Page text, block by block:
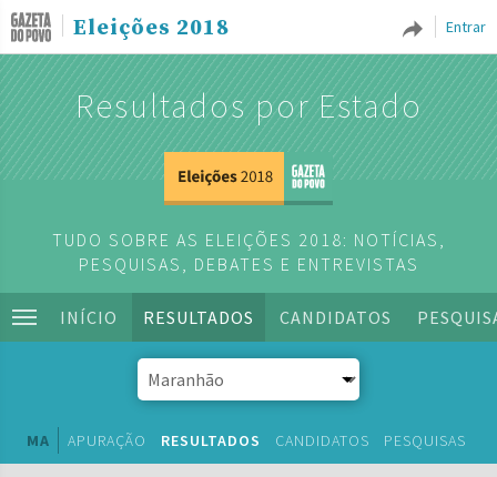
Entrar
Eleições 2018
Resultados por Estado
TUDO SOBRE AS ELEIÇÕES 2018: NOTÍCIAS,
PESQUISAS, DEBATES E ENTREVISTAS
INÍCIO RESULTADOS CANDIDATOS
MA APURAÇÃO RESULTADOS CANDIDATOS PESQUISAS